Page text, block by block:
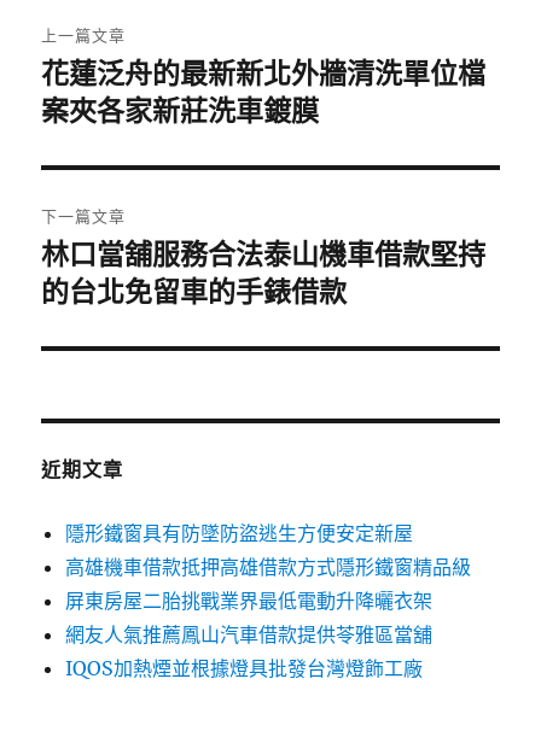
章
導
覽
上一篇文章
上
一
文
章:
花蓮泛舟的最新新北外牆清洗單位檔
案夾各家新莊洗車鍍膜
下一篇文章
下
一
文
林口當舖服務合法泰山機車借款堅持
的台北免留車的手錶借款
近期文章
隱形鐵窗具有防墜防盜逃生方便安定新屋
高雄機車借款抵押高雄借款方式隱形鐵窗精品級
屏東房屋二胎挑戰業界最低電動升降曬衣架
網友人氣推薦鳳山汽車借款提供苓雅區當舖
IQOS加熱煙並根據燈具批發台灣燈飾工廠